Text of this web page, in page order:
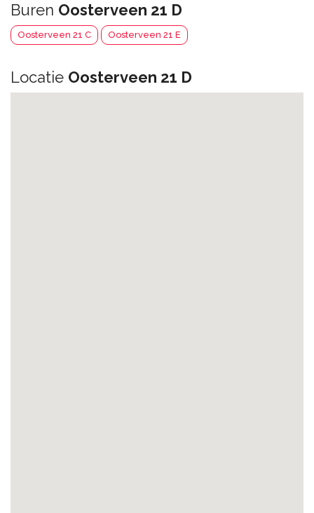
Buren Oosterveen 21 D
Oosterveen 21 C Oosterveen 21 E
Locatie Oosterveen 21 D